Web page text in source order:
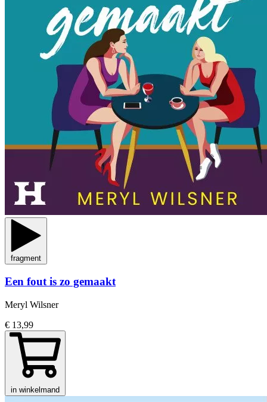
fragment
Een fout is zo gemaakt
Meryl Wilsner
€ 13,99
in winkelmand